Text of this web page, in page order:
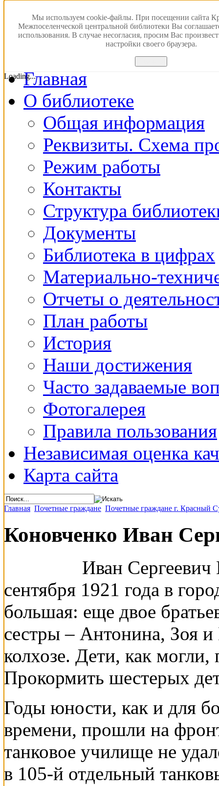
Мы используем cookie-файлы. При посещении сайта
Межпоселенческой центральной библиотеки Вы
использования. В случае несогласия, просим Вас
настройки своего браузера.
Loading...
Версия для
ПОИСК В
Главная
О библиотеке
Общая информация
Реквизиты. Схема
Режим работы
Контакты
Структура
Документы
Библиотека в цифрах
Материально-
Отчеты о
План работы
История
Наши достижения
Часто задаваемые
Фотогалерея
Правила пользования
Независимая оценка
Карта сайта
Главная Почетные граждане Почетные граждане г. Красный
Коновченко Иван
Иван Сергеевич
сентября 1921 года в
большая: еще двое
сестры – Антонина, Зоя
колхозе. Дети, как могли,
Прокормить шестерых
Годы юности, как и для
времени, прошли на
танковое училище не
в 105-й отдельный